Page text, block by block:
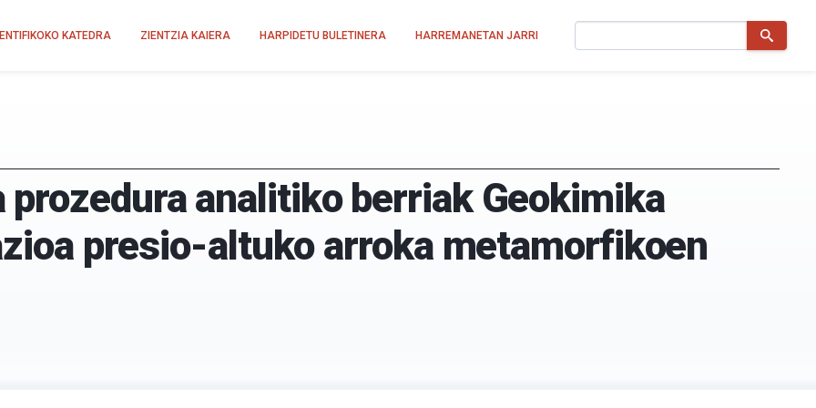
KATEDRA ZIENTZIA KAIERA HARPIDETU BULETINERA HARREMANETAN JARRI
analitiko berriak Geokimika
presio-altuko arroka metamorfikoen